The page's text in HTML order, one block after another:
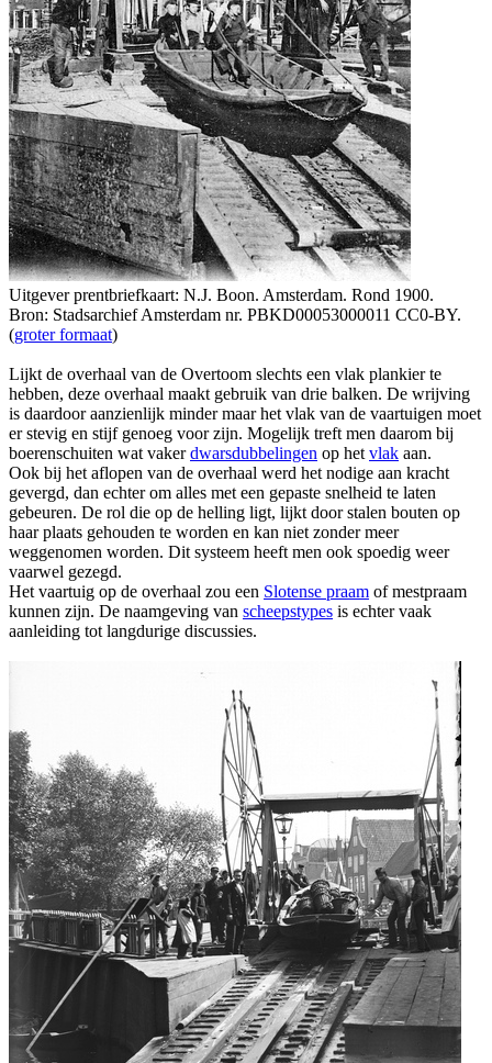
Uitgever prentbriefkaart: N.J. Boon. Amsterdam. Rond 1900.
Bron: Stadsarchief Amsterdam nr. PBKD00053000011 CC0-BY.
(groter formaat)
Lijkt de overhaal van de Overtoom slechts een vlak plankier te
hebben, deze overhaal maakt gebruik van drie balken. De wrijving
is daardoor aanzienlijk minder maar het vlak van de vaartuigen moet
er stevig en stijf genoeg voor zijn. Mogelijk treft men daarom bij
boerenschuiten wat vakerdwarsdubbelingen op het vlak aan.
Ook bij het aflopen van de overhaal werd het nodige aan kracht
gevergd, dan echter om alles met een gepaste snelheid te laten
gebeuren. De rol die op de helling ligt, lijkt door stalen bouten op
haar plaats gehouden te worden en kan niet zonder meer
weggenomen worden. Dit systeem heeft men ook spoedig weer
vaarwel gezegd.
Het vaartuig op de overhaal zou een Slotense praam of mestpraam
kunnen zijn. De naamgeving van scheepstypes is echter vaak
aanleiding tot langdurige discussies.